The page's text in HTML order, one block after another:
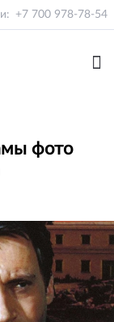
+7 700 978-78-54
фото